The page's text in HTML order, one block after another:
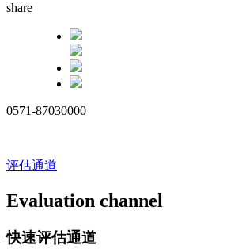
share
0571-87030000
评估通道
Evaluation channel
快速评估通道